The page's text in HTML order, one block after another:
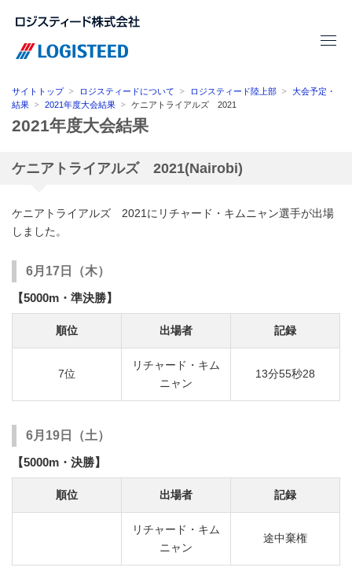
サイトトップ ロジスティードについて ロジスティード陸上部
大会予定・
結果
2021年度大会結果 ケニアトライアルズ 2021
2021年度大会結果
ケニアトライアルズ 2021(Nairobi)
ケニアトライアルズ 2021にリチャード・キムニャン選手が出場
しました。
6月17日（木）
【5000m・準決勝】
順位 出場者 記録
7位
リチャード・キム
ニャン
13分55秒28
6月19日（土）
【5000m・決勝】
順位 出場者 記録
リチャード・キム
ニャン
途中棄権